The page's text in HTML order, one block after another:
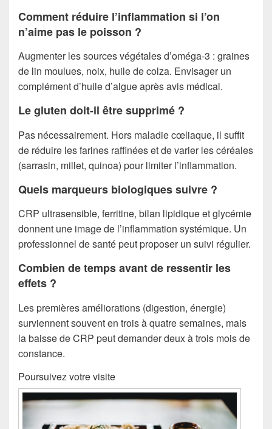
Comment réduire l’inflammation si l’on
n’aime pas le poisson ?
Augmenter les sources végétales d’oméga-3 : graines
de lin moulues, noix, huile de colza. Envisager un
complément d’huile d’algue après avis médical.
Le gluten doit-il être supprimé ?
Pas nécessairement. Hors maladie cœliaque, il suffit
de réduire les farines raffinées et de varier les céréales
(sarrasin, millet, quinoa) pour limiter l’inflammation.
Quels marqueurs biologiques suivre ?
CRP ultrasensible, ferritine, bilan lipidique et glycémie
donnent une image de l’inflammation systémique. Un
professionnel de santé peut proposer un suivi régulier.
Combien de temps avant de ressentir les
effets ?
Les premières améliorations (digestion, énergie)
surviennent souvent en trois à quatre semaines, mais
la baisse de CRP peut demander deux à trois mois de
constance.
Poursuivez votre visite